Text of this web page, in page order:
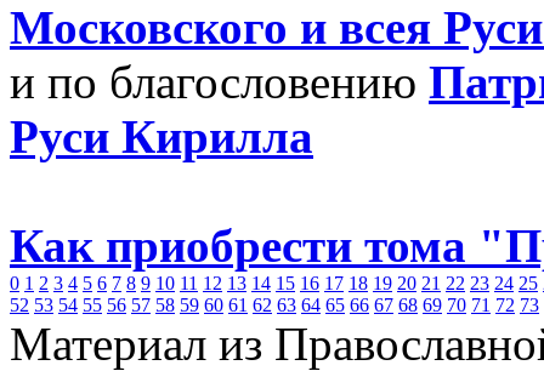
Московского и всея
и по благословению
Руси Кирилла
Как приобрести тома
0 1 2 3 4 5 6 7 8 9 10 11 12 13 14 15 16 17 18 19 20 21 22 23 24 25
52 53 54 55 56 57 58 59 60 61 62 63 64 65 66 67 68 69 70 71 72 73
Материал из